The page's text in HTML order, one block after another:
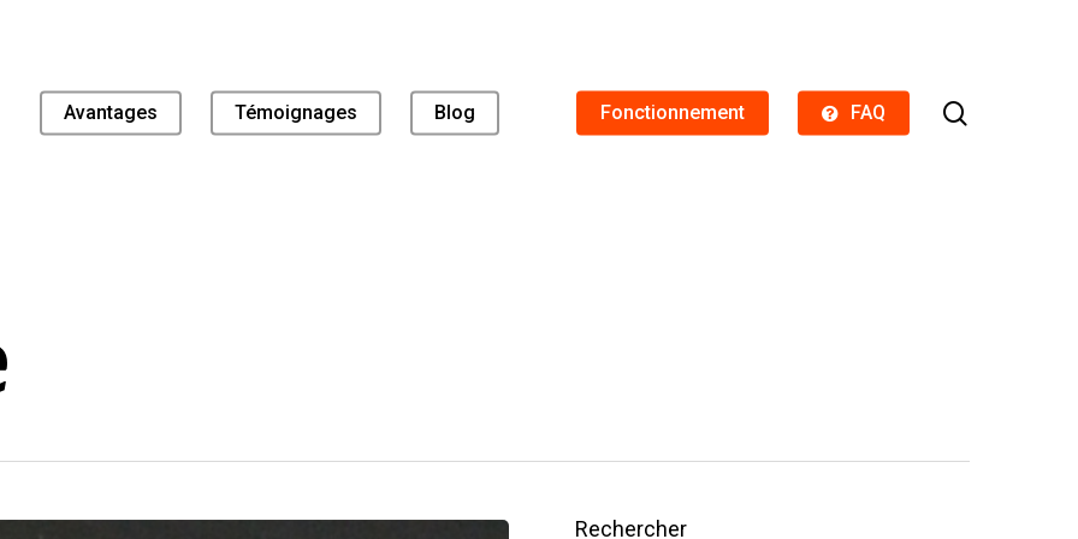
Avantages Témoignages Blog Fonctionnement FAQ
Rechercher